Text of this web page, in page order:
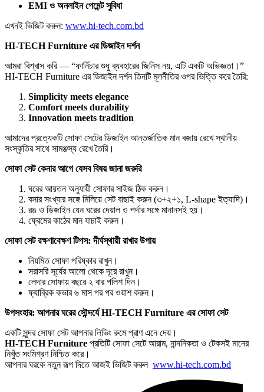
EMI ও অনলাইন পেমেন্ট সুবিধা
এখনই ভিজিট করুন: www.hi-tech.com.bd
HI-TECH Furniture এর ডিজাইন দর্শন
আমরা বিশ্বাস করি — “ফার্নিচার শুধু ব্যবহারের জিনিস নয়, এটি একটি অভিজ্ঞতা।”
HI-TECH Furniture এর ডিজাইন দর্শন তিনটি মূলনীতির ওপর ভিত্তি করে তৈরি:
Simplicity meets elegance
Comfort meets durability
Innovation meets tradition
আমাদের প্রত্যেকটি সোফা সেটের ডিজাইন আন্তর্জাতিক মান বজায় রেখে স্থানীয়
সংস্কৃতির সাথে সামঞ্জস্য রেখে তৈরি।
সোফা সেট কেনার আগে যেসব বিষয় জানা জরুরি
ঘরের আয়তন অনুযায়ী সোফার সাইজ ঠিক করুন।
বসার সংখ্যার সঙ্গে মিলিয়ে সেট বাছাই করুন (৩+২+১, L-shape ইত্যাদি)।
রঙ ও ডিজাইন যেন ঘরের দেয়াল ও পর্দার সঙ্গে মানানসই হয়।
ফ্রেমের কাঠের মান যাচাই করুন।
সোফা সেট রক্ষণাবেক্ষণ টিপস: দীর্ঘস্থায়ী রাখার উপায়
নিয়মিত সোফা পরিষ্কার রাখুন।
সরাসরি সূর্যের আলো থেকে দূরে রাখুন।
লেদার সোফায় বছরে ২ বার পলিশ দিন।
ফ্যাব্রিক কভার ৬ মাস পর পর ওয়াশ করুন।
উপসংহার: আপনার ঘরের সৌন্দর্যে HI-TECH Furniture এর সোফা সেট
একটি সুন্দর সোফা সেট আপনার লিভিং রুমে প্রাণ এনে দেয়।
HI-TECH Furniture প্রতিটি সোফা সেটে আরাম, নান্দনিকতা ও টেকসই মানের
নিখুঁত সংমিশ্রণ নিশ্চিত করে।
আপনার ঘরকে নতুন রূপ দিতে আজই ভিজিট করুন www.hi-tech.com.bd